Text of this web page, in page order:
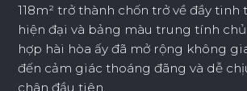
118m² trở thành chốn trở về đầy tinh
hiện đại và bảng màu trung tính chủ
hợp hài hòa ấy đã mở rộng không
đến cảm giác thoáng đãng và dễ
chân đầu tiên.